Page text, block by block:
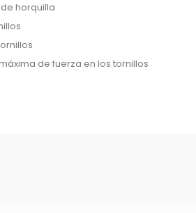
horquilla
de fuerza en los tornillos